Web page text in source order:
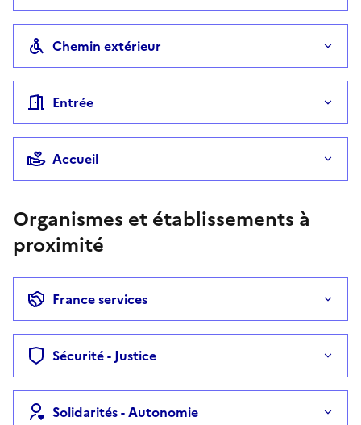
Chemin extérieur
Entrée
Accueil
Organismes et établissements à
proximité
France services
Sécurité - Justice
Solidarités - Autonomie